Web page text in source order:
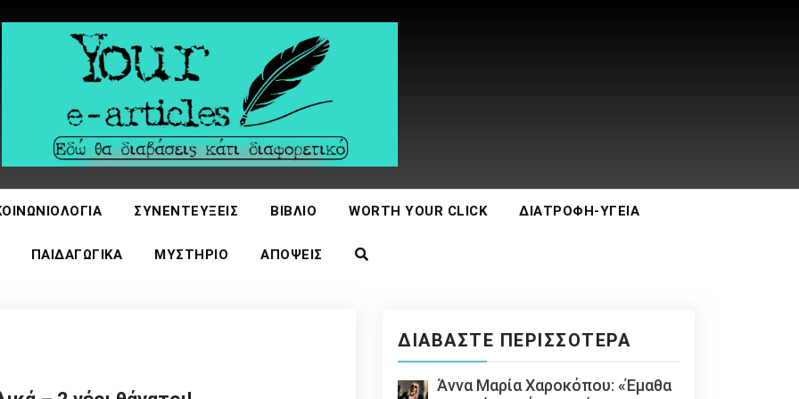
ΣΥΝΕΝΤΕΎΞΕΙΣ ΒΙΒΛΊΟ WORTH YOUR CLICK ΔΙΑΤΡΟΦΉ-ΥΓΕΊΑ
ΠΑΙΔΑΓΩΓΙΚΆ ΜΥΣΤΉΡΙΟ ΑΠΌΨΕΙΣ
ΔΙΑΒΆΣΤΕ ΠΕΡΙΣΣΌΤΕΡΑ
Άννα Μαρία Χαροκόπου: «Έμαθα